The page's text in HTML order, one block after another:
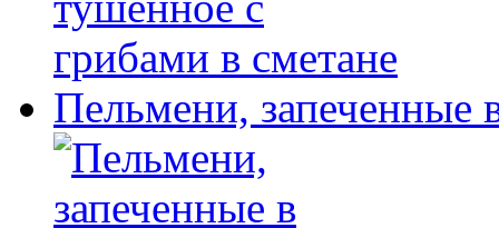
Пельмени, запеченные